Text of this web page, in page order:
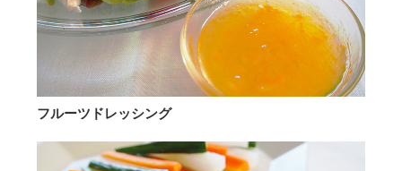
フルーツドレッシング